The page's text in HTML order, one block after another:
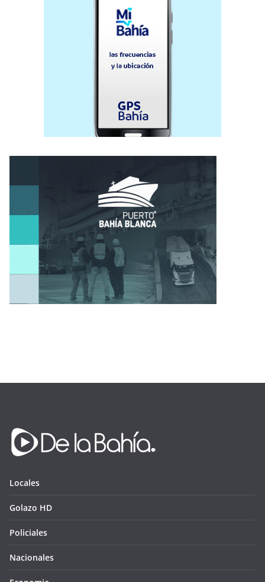
Locales
Golazo HD
Policiales
Nacionales